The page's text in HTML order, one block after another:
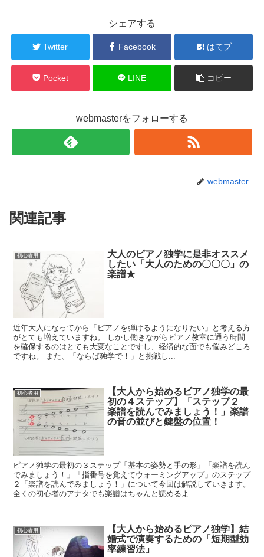
シェアする
Twitter Facebook はてブ
Pocket LINE コピー
webmasterをフォローする
webmaster
関連記事
初心者用
大人のピアノ独学に是非オススメ
したい「大人のための〇〇〇」の
楽譜★
近年大人になってから「ピアノを弾けるようになりたい」と考える方
がとても増えていますね。 しかし働きながらピアノ教室に通う時間
を確保するのはとても大変なことですし、経済的な面でも悩みどころ
ですね。 また、「ならば独学で！」と挑戦し...
初心者用
【大人から始めるピアノ独学の最
初の４ステップ】「ステップ２
楽譜を読んでみましょう！」楽譜
の音の並びと鍵盤の位置！
ピアノ独学の最初の３ステップ「基本の姿勢と手の形」「楽譜を読ん
でみましょう！」「指番号を覚えてウォーミングアップ」のステップ
２「楽譜を読んでみましょう！」について今回は解説していきます。
全くの初心者のアナタでも楽譜はちゃんと読めるよ...
初心者用
【大人から始めるピアノ独学】結
婚式で演奏するための「短期型効
率練習法」